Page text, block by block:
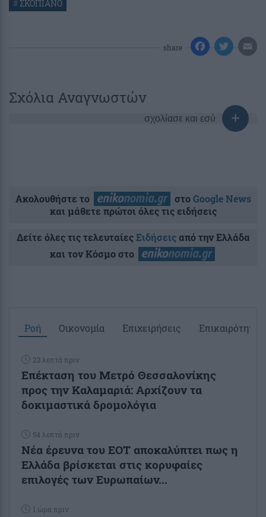
#ΣΚΟΠΙΑΝΟ
share
Σχόλια Αναγνωστών
σχολίασε και εσύ
Ακολουθήστε το στοGoogle News
και μάθετε πρώτοι όλες τις ειδήσεις
Δείτε όλες τις τελευταίεςΕιδήσειςαπό την Ελλάδα
και τον Κόσμο στο
Ροή Οικονομία Επιχειρήσεις Επικαιρότητα
23 λεπτά πριν
Επέκταση του Μετρό Θεσσαλονίκης
προς την Καλαμαριά: Αρχίζουν τα
δοκιμαστικά δρομολόγια
54 λεπτά πριν
Νέα έρευνα του ΕΟΤ αποκαλύπτει πως η
Ελλάδα βρίσκεται στις κορυφαίες
επιλογές των Ευρωπαίων...
1 ώρα πριν